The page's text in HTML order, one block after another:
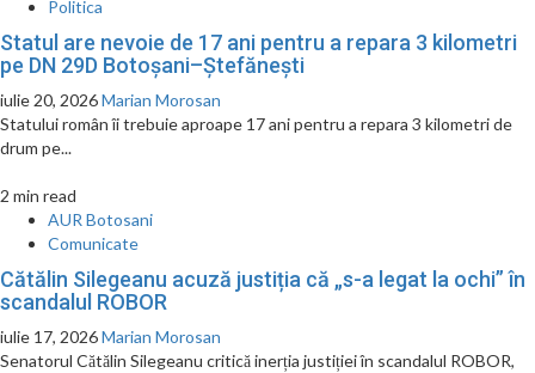
Politica
Statul are nevoie de 17 ani pentru a repara 3 kilometri
pe DN 29D Botoșani–Ștefănești
iulie 20, 2026Marian Morosan
Statului român îi trebuie aproape 17 ani pentru a repara 3 kilometri de
drum pe...
2 min read
AUR Botosani
Comunicate
Cătălin Silegeanu acuză justiția că „s-a legat la ochi” în
scandalul ROBOR
iulie 17, 2026Marian Morosan
Senatorul Cătălin Silegeanu critică inerția justiției în scandalul ROBOR,